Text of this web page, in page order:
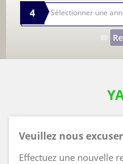
4
Veuillez nous
Effectuez une nouvelle